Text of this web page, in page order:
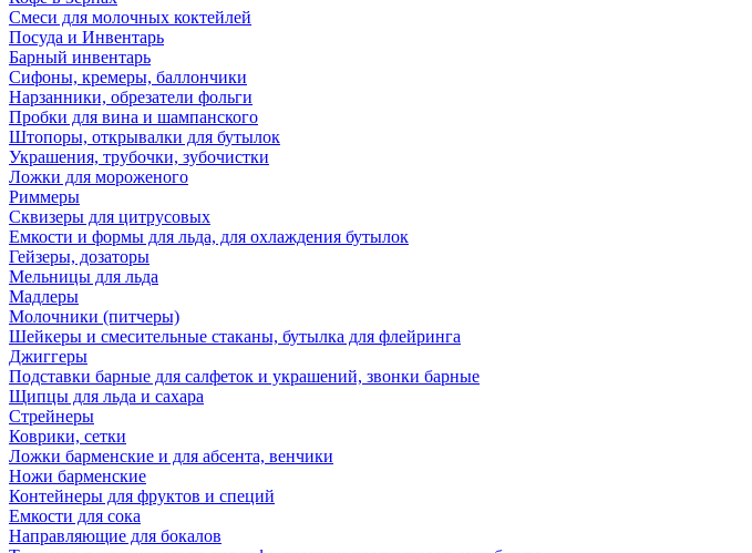
Смеси для молочных коктейлей
Посуда и Инвентарь
Барный инвентарь
Сифоны, кремеры, баллончики
Нарзанники, обрезатели фольги
Пробки для вина и шампанского
Штопоры, открывалки для бутылок
Украшения, трубочки, зубочистки
Ложки для мороженого
Риммеры
Сквизеры для цитрусовых
Емкости и формы для льда, для охлаждения бутылок
Гейзеры, дозаторы
Мельницы для льда
Мадлеры
Молочники (питчеры)
Шейкеры и смесительные стаканы, бутылка для флейринга
Джиггеры
Подставки барные для салфеток и украшений, звонки барные
Щипцы для льда и сахара
Стрейнеры
Коврики, сетки
Ложки барменские и для абсента, венчики
Ножи барменские
Контейнеры для фруктов и специй
Емкости для сока
Направляющие для бокалов